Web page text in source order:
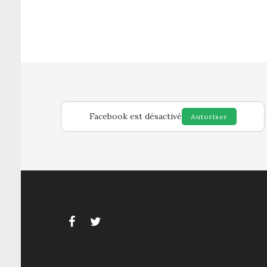
Facebook est désactivé Autoriser